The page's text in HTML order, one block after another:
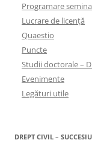
Programare
Lucrare de licență
Quaestio
Puncte
Studii doctorale –
Evenimente
Legături utile
DREPT CIVIL –